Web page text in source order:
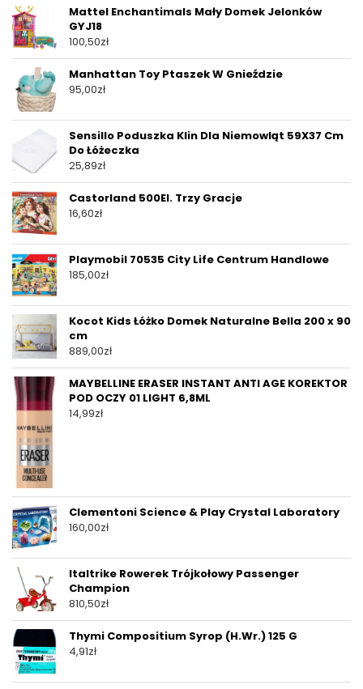
Mattel Enchantimals Mały Domek Jelonków
GYJ18
100,50zł
Manhattan Toy Ptaszek W Gnieździe
95,00zł
Sensillo Poduszka Klin Dla Niemowląt 59X37 Cm
Do Łóżeczka
25,89zł
Castorland 500El. Trzy Gracje
16,60zł
Playmobil 70535 City Life Centrum Handlowe
185,00zł
Kocot Kids Łóżko Domek Naturalne Bella 200 x 90
cm
889,00zł
MAYBELLINE ERASER INSTANT ANTI AGE KOREKTOR
POD OCZY 01 LIGHT 6,8ML
14,99zł
Clementoni Science & Play Crystal Laboratory
160,00zł
Italtrike Rowerek Trójkołowy Passenger
Champion
810,50zł
Thymi Compositium Syrop (H.Wr.) 125 G
4,91zł